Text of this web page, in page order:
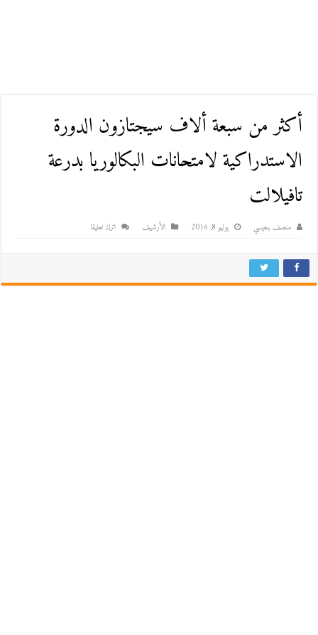
أكثر من سبعة ألاف سيجتازون الدورة
الاستدراكية لامتحانات البكالوريا بدرعة
تافيلالت
منصف بنعيسي يوليو 8, 2016 اﻷرشيف اترك تعليقا